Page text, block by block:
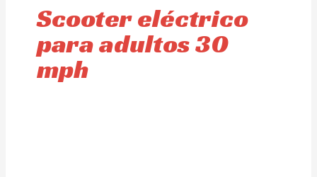
Scooter eléctrico
para adultos 30
mph